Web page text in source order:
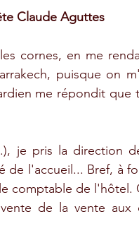
Claude Aguttes
cornes, en me
puisque on
me répondit que
je pris la direction
de l'accueil... Bref, à
comptable de l'hôtel.
de la vente aux